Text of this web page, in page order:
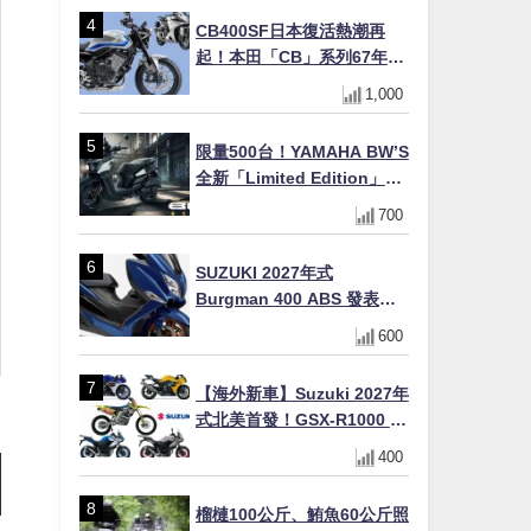
CB400SF日本復活熱潮再
起！本田「CB」系列67年傳
奇解密 與CBR差異一次搞懂
1,000
限量500台！YAMAHA BW’S
全新「Limited Edition」都
市探索限定色 GOOPiMADE
聯名包同步登場
700
SUZUKI 2027年式
Burgman 400 ABS 發表！
8/18日本上市、支援E10汽油
售價98萬100日圓
600
【海外新車】Suzuki 2027年
式北美首發！GSX-R1000 40
週年紀念×SV-7GX新款跨界
車×RM-Z450 Ken Roczen
400
榴槤100公斤、鮪魚60公斤照